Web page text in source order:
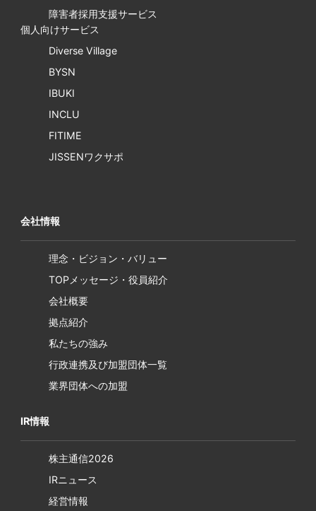
障害者採用支援サービス
個人向けサービス
Diverse Village
BYSN
IBUKI
INCLU
FITIME
JISSENワクサポ
会社情報
理念・ビジョン・バリュー
TOPメッセージ・役員紹介
会社概要
拠点紹介
私たちの強み
行政連携及び加盟団体一覧
業界団体への加盟
IR情報
株主通信2026
IRニュース
経営情報